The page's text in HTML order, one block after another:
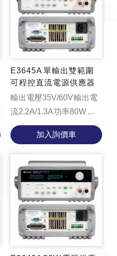
E3645A 單輸出雙範圍
可程控直流電源供應器
輸出電壓35V/60V 輸出電
流2.2A/1.3A 功率80W
function
loadYouTubeVideo() {
const videoContainer =
document.getElement...
加入詢價車